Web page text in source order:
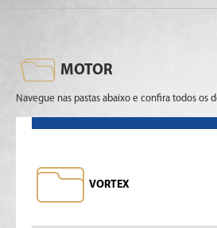
MOTOR
Navegue nas pastas abaixo e confira todos os
VORTEX